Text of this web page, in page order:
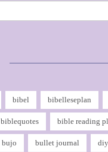
bibel bibelleseplan
biblequotes bible reading
bujo bullet journal diy